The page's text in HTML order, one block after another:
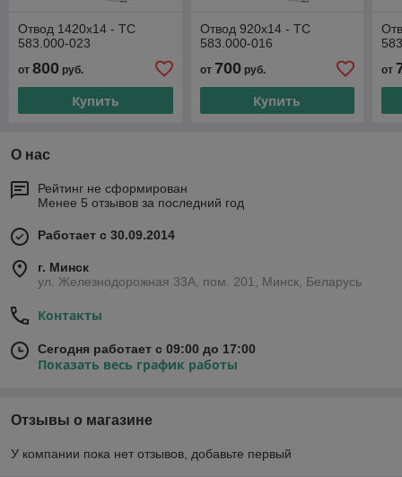
Отвод 1420х14 - ТС
583.000-023
от 800 руб.
Купить
Отвод 920х14 - ТС
583.000-016
от 700руб.
Купить
от
О нас
Рейтинг не сформирован
Менее 5 отзывов за последний год
Работает с 30.09.2014
г. Минск
ул. Железнодорожная 33А, пом. 201, Минск, Беларусь
Контакты
Сегодня работает с 09:00 до 17:00
Показать весь график работы
Отзывы о магазине
У компании пока нет отзывов, добавьте первый